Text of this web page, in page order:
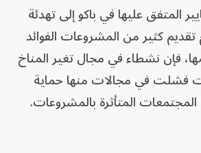
المتفق عليها في باكو إلى تهدئة
كثير من المشروعات الفوائد
فإن نشطاء في مجال تغير المناخ
فشلت في مجالات منها حماية
المتأثرة بالمشروعات.